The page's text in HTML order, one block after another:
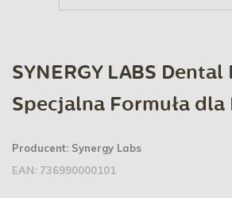
SYNERGY LABS Dental
Specjalna Formuła dla
Producent: Synergy Labs
EAN: 736990000101